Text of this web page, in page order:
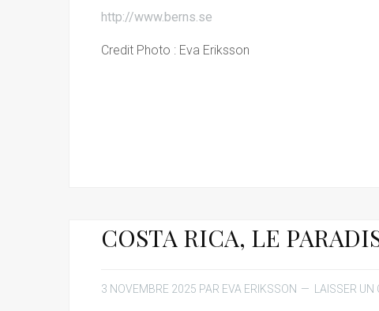
http://www.berns.se
Credit Photo : Eva Eriksson
COSTA RICA, LE
3 NOVEMBRE 2025 PAR EVA ERIKSSON LAISSER